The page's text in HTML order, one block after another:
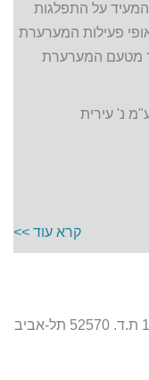
המעיד על התפלגות
פעילות המערערת
מטעם המערערת
בע"מ נ' עירית
קרא עוד >>
מגדל החשמונאים, רחוב החשמונאים 100 ת.ד. 52570 תל-אביב